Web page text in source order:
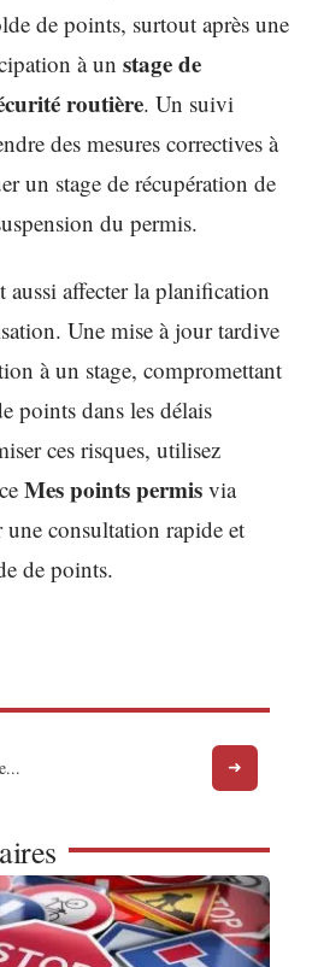
de points, surtout après une
à un stage de
routière. Un suivi
des mesures correctives à
un stage de récupération de
du permis.
aussi affecter la planification
Une mise à jour tardive
à un stage, compromettant
points dans les délais
ces risques, utilisez
Mes points permis via
une consultation rapide et
de points.